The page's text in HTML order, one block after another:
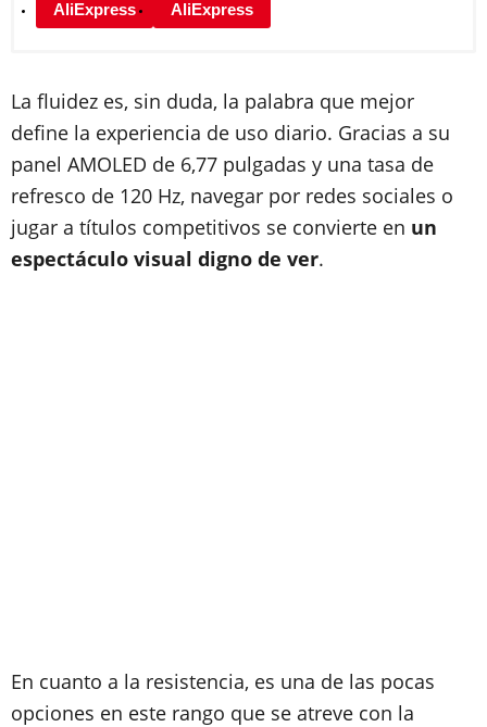
AliExpress AliExpress
La fluidez es, sin duda, la palabra que mejor
define la experiencia de uso diario. Gracias a su
panel AMOLED de 6,77 pulgadas y una tasa de
refresco de 120 Hz, navegar por redes sociales o
jugar a títulos competitivos se convierte en un
espectáculo visual digno de ver.
En cuanto a la resistencia, es una de las pocas
opciones en este rango que se atreve con la